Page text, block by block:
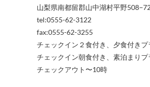
山梨県南都留郡山中湖村平野
tel:0555-62-3122
fax:0555-62-3255
チェックイン２食付き、夕食付きプ
チェックイン朝食付き、素泊まりプ
チェックアウト〜10時